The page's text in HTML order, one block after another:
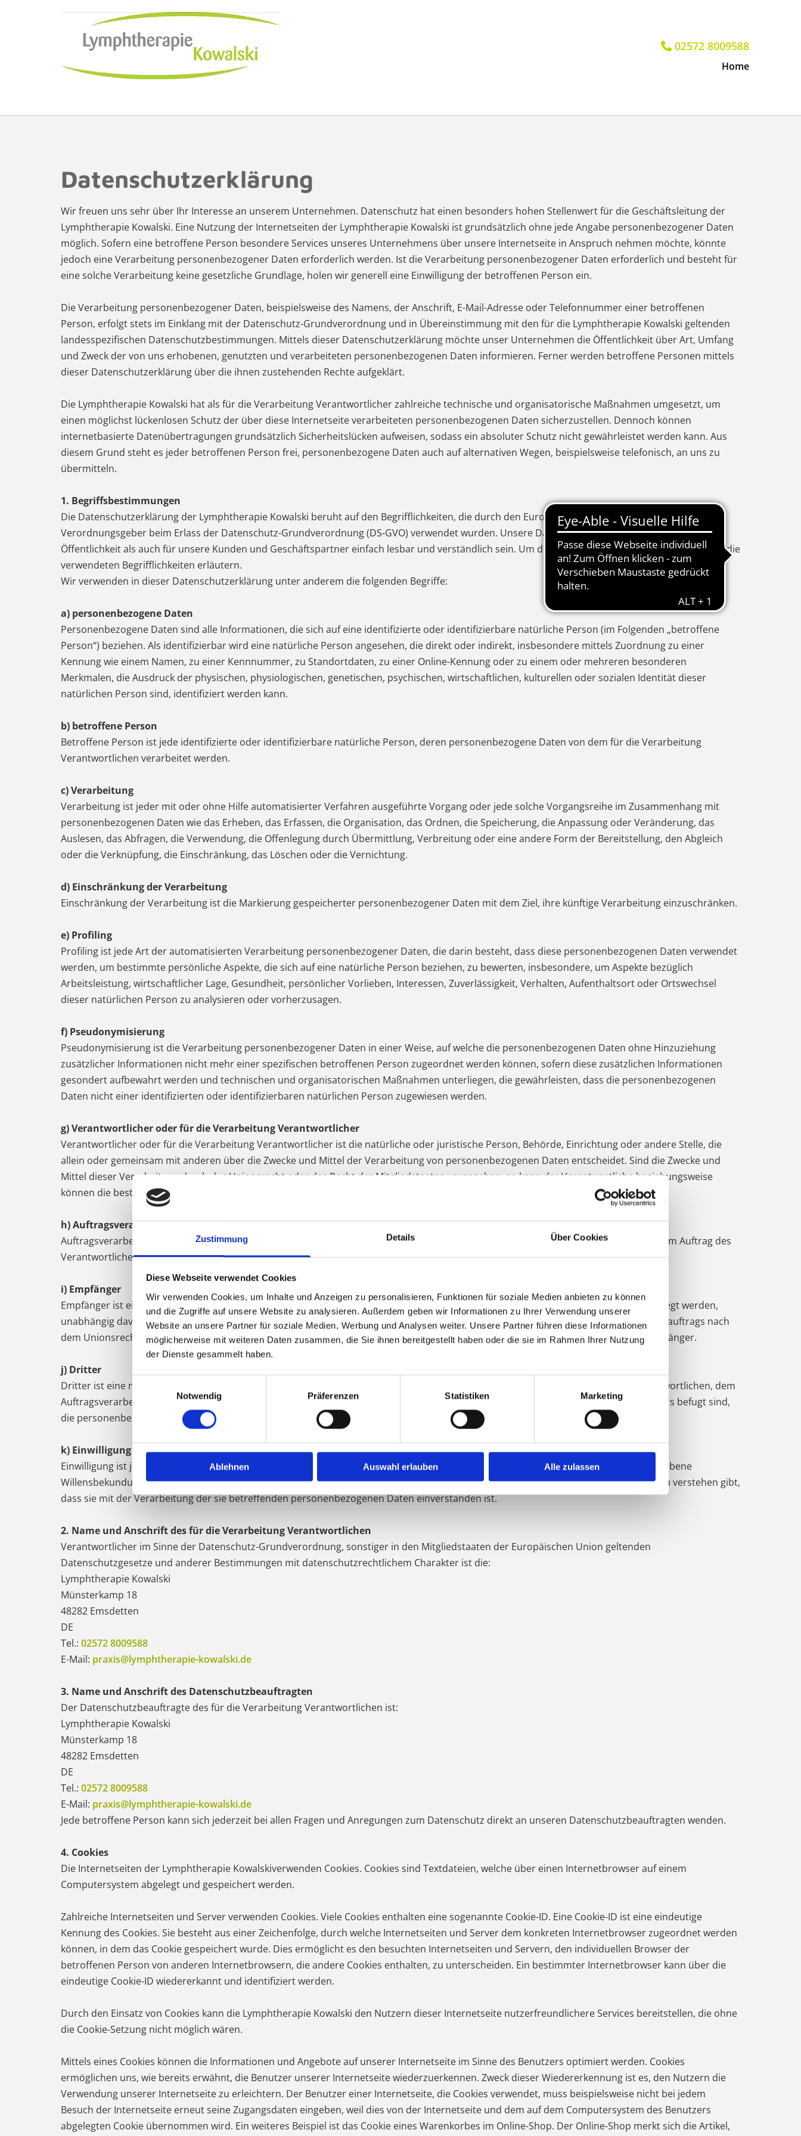
Zustimmung Details Über Cookies
Diese Webseite verwendet Cookies
Wir verwenden Cookies, um Inhalte und Anzeigen zu personalisieren, Funktionen für soziale Medien anbieten zu können
und die Zugriffe auf unsere Website zu analysieren. Außerdem geben wir Informationen zu Ihrer Verwendung unserer
Website an unsere Partner für soziale Medien, Werbung und Analysen weiter. Unsere Partner führen diese Informationen
möglicherweise mit weiteren Daten zusammen, die Sie ihnen bereitgestellt haben oder die sie im Rahmen Ihrer Nutzung
der Dienste gesammelt haben.
Einwilligungsauswahl
Notwendig
Präferenzen Statistiken Marketing
Ablehnen Auswahl erlauben Alle zulassen
 02572 8009588
Home
Datenschutzerklärung
Wir freuen uns sehr über Ihr Interesse an unserem Unternehmen. Datenschutz hat einen besonders hohen Stellenwert für die Geschäftsleitung der
Lymphtherapie Kowalski. Eine Nutzung der Internetseiten der Lymphtherapie Kowalski ist grundsätzlich ohne jede Angabe personenbezogener Daten
möglich. Sofern eine betroffene Person besondere Services unseres Unternehmens über unsere Internetseite in Anspruch nehmen möchte, könnte
jedoch eine Verarbeitung personenbezogener Daten erforderlich werden. Ist die Verarbeitung personenbezogener Daten erforderlich und besteht für
eine solche Verarbeitung keine gesetzliche Grundlage, holen wir generell eine Einwilligung der betroffenen Person ein.
Die Verarbeitung personenbezogener Daten, beispielsweise des Namens, der Anschrift, E-Mail-Adresse oder Telefonnummer einer betroffenen
Person, erfolgt stets im Einklang mit der Datenschutz-Grundverordnung und in Übereinstimmung mit den für die Lymphtherapie Kowalski geltenden
landesspezifischen Datenschutzbestimmungen. Mittels dieser Datenschutzerklärung möchte unser Unternehmen die Öffentlichkeit über Art, Umfang
und Zweck der von uns erhobenen, genutzten und verarbeiteten personenbezogenen Daten informieren. Ferner werden betroffene Personen mittels
dieser Datenschutzerklärung über die ihnen zustehenden Rechte aufgeklärt.
Die Lymphtherapie Kowalski hat als für die Verarbeitung Verantwortlicher zahlreiche technische und organisatorische Maßnahmen umgesetzt, um
einen möglichst lückenlosen Schutz der über diese Internetseite verarbeiteten personenbezogenen Daten sicherzustellen. Dennoch können
internetbasierte Datenübertragungen grundsätzlich Sicherheitslücken aufweisen, sodass ein absoluter Schutz nicht gewährleistet werden kann. Aus
diesem Grund steht es jeder betroffenen Person frei, personenbezogene Daten auch auf alternativen Wegen, beispielsweise telefonisch, an uns zu
übermitteln.
1. Begriffsbestimmungen
Die Datenschutzerklärung der Lymphtherapie Kowalski beruht auf den Begrifflichkeiten, die durch den Europäischen Richtlinien- und
Verordnungsgeber beim Erlass der Datenschutz-Grundverordnung (DS-GVO) verwendet wurden. Unsere Datenschutzerklärung soll sowohl für die
Öffentlichkeit als auch für unsere Kunden und Geschäftspartner einfach lesbar und verständlich sein. Um dies zu gewährleisten, möchten wir vorab die
verwendeten Begrifflichkeiten erläutern.
Wir verwenden in dieser Datenschutzerklärung unter anderem die folgenden Begriffe:
a) personenbezogene Daten
Personenbezogene Daten sind alle Informationen, die sich auf eine identifizierte oder identifizierbare natürliche Person (im Folgenden „betroffene
Person“) beziehen. Als identifizierbar wird eine natürliche Person angesehen, die direkt oder indirekt, insbesondere mittels Zuordnung zu einer
Kennung wie einem Namen, zu einer Kennnummer, zu Standortdaten, zu einer Online-Kennung oder zu einem oder mehreren besonderen
Merkmalen, die Ausdruck der physischen, physiologischen, genetischen, psychischen, wirtschaftlichen, kulturellen oder sozialen Identität dieser
natürlichen Person sind, identifiziert werden kann.
b) betroffene Person
Betroffene Person ist jede identifizierte oder identifizierbare natürliche Person, deren personenbezogene Daten von dem für die Verarbeitung
Verantwortlichen verarbeitet werden.
c) Verarbeitung
Verarbeitung ist jeder mit oder ohne Hilfe automatisierter Verfahren ausgeführte Vorgang oder jede solche Vorgangsreihe im Zusammenhang mit
personenbezogenen Daten wie das Erheben, das Erfassen, die Organisation, das Ordnen, die Speicherung, die Anpassung oder Veränderung, das
Auslesen, das Abfragen, die Verwendung, die Offenlegung durch Übermittlung, Verbreitung oder eine andere Form der Bereitstellung, den Abgleich
oder die Verknüpfung, die Einschränkung, das Löschen oder die Vernichtung.
d) Einschränkung der Verarbeitung
Einschränkung der Verarbeitung ist die Markierung gespeicherter personenbezogener Daten mit dem Ziel, ihre künftige Verarbeitung einzuschränken.
e) Profiling
Profiling ist jede Art der automatisierten Verarbeitung personenbezogener Daten, die darin besteht, dass diese personenbezogenen Daten verwendet
werden, um bestimmte persönliche Aspekte, die sich auf eine natürliche Person beziehen, zu bewerten, insbesondere, um Aspekte bezüglich
Arbeitsleistung, wirtschaftlicher Lage, Gesundheit, persönlicher Vorlieben, Interessen, Zuverlässigkeit, Verhalten, Aufenthaltsort oder Ortswechsel
dieser natürlichen Person zu analysieren oder vorherzusagen.
f) Pseudonymisierung
Pseudonymisierung ist die Verarbeitung personenbezogener Daten in einer Weise, auf welche die personenbezogenen Daten ohne Hinzuziehung
zusätzlicher Informationen nicht mehr einer spezifischen betroffenen Person zugeordnet werden können, sofern diese zusätzlichen Informationen
gesondert aufbewahrt werden und technischen und organisatorischen Maßnahmen unterliegen, die gewährleisten, dass die personenbezogenen
Daten nicht einer identifizierten oder identifizierbaren natürlichen Person zugewiesen werden.
g) Verantwortlicher oder für die Verarbeitung Verantwortlicher
Verantwortlicher oder für die Verarbeitung Verantwortlicher ist die natürliche oder juristische Person, Behörde, Einrichtung oder andere Stelle, die
allein oder gemeinsam mit anderen über die Zwecke und Mittel der Verarbeitung von personenbezogenen Daten entscheidet. Sind die Zwecke und
Mittel dieser Verarbeitung durch das Unionsrecht oder das Recht der Mitgliedstaaten vorgegeben, so kann der Verantwortliche beziehungsweise
können die bestimmten Kriterien seiner Benennung nach dem Unionsrecht oder dem Recht der Mitgliedstaaten vorgesehen werden.
h) Auftragsverarbeiter
Auftragsverarbeiter ist eine natürliche oder juristische Person, Behörde, Einrichtung oder andere Stelle, die personenbezogene Daten im Auftrag des
Verantwortlichen verarbeitet.
i) Empfänger
Empfänger ist eine natürliche oder juristische Person, Behörde, Einrichtung oder andere Stelle, der personenbezogene Daten offengelegt werden,
unabhängig davon, ob es sich bei ihr um einen Dritten handelt oder nicht. Behörden, die im Rahmen eines bestimmten Untersuchungsauftrags nach
dem Unionsrecht oder dem Recht der Mitgliedstaaten möglicherweise personenbezogene Daten erhalten, gelten jedoch nicht als Empfänger.
j) Dritter
Dritter ist eine natürliche oder juristische Person, Behörde, Einrichtung oder andere Stelle außer der betroffenen Person, dem Verantwortlichen, dem
Auftragsverarbeiter und den Personen, die unter der unmittelbaren Verantwortung des Verantwortlichen oder des Auftragsverarbeiters befugt sind,
die personenbezogenen Daten zu verarbeiten.
k) Einwilligung
Einwilligung ist jede von der betroffenen Person freiwillig für den bestimmten Fall in informierter Weise und unmissverständlich abgegebene
Willensbekundung in Form einer Erklärung oder einer sonstigen eindeutigen bestätigenden Handlung, mit der die betroffene Person zu verstehen gibt,
dass sie mit der Verarbeitung der sie betreffenden personenbezogenen Daten einverstanden ist.
2. Name und Anschrift des für die Verarbeitung Verantwortlichen
Verantwortlicher im Sinne der Datenschutz-Grundverordnung, sonstiger in den Mitgliedstaaten der Europäischen Union geltenden
Datenschutzgesetze und anderer Bestimmungen mit datenschutzrechtlichem Charakter ist die:
Lymphtherapie Kowalski
Münsterkamp 18
48282 Emsdetten
DE
Tel.: 02572 8009588
E-Mail: praxis@lymphtherapie-kowalski.de
3. Name und Anschrift des Datenschutzbeauftragten
Der Datenschutzbeauftragte des für die Verarbeitung Verantwortlichen ist:
Lymphtherapie Kowalski
Münsterkamp 18
48282 Emsdetten
DE
Tel.: 02572 8009588
E-Mail: praxis@lymphtherapie-kowalski.de
Jede betroffene Person kann sich jederzeit bei allen Fragen und Anregungen zum Datenschutz direkt an unseren Datenschutzbeauftragten wenden.
4. Cookies
Die Internetseiten der Lymphtherapie Kowalskiverwenden Cookies. Cookies sind Textdateien, welche über einen Internetbrowser auf einem
Computersystem abgelegt und gespeichert werden.
Zahlreiche Internetseiten und Server verwenden Cookies. Viele Cookies enthalten eine sogenannte Cookie-ID. Eine Cookie-ID ist eine eindeutige
Kennung des Cookies. Sie besteht aus einer Zeichenfolge, durch welche Internetseiten und Server dem konkreten Internetbrowser zugeordnet werden
können, in dem das Cookie gespeichert wurde. Dies ermöglicht es den besuchten Internetseiten und Servern, den individuellen Browser der
betroffenen Person von anderen Internetbrowsern, die andere Cookies enthalten, zu unterscheiden. Ein bestimmter Internetbrowser kann über die
eindeutige Cookie-ID wiedererkannt und identifiziert werden.
Durch den Einsatz von Cookies kann die Lymphtherapie Kowalski den Nutzern dieser Internetseite nutzerfreundlichere Services bereitstellen, die ohne
die Cookie-Setzung nicht möglich wären.
Mittels eines Cookies können die Informationen und Angebote auf unserer Internetseite im Sinne des Benutzers optimiert werden. Cookies
ermöglichen uns, wie bereits erwähnt, die Benutzer unserer Internetseite wiederzuerkennen. Zweck dieser Wiedererkennung ist es, den Nutzern die
Verwendung unserer Internetseite zu erleichtern. Der Benutzer einer Internetseite, die Cookies verwendet, muss beispielsweise nicht bei jedem
Besuch der Internetseite erneut seine Zugangsdaten eingeben, weil dies von der Internetseite und dem auf dem Computersystem des Benutzers
abgelegten Cookie übernommen wird. Ein weiteres Beispiel ist das Cookie eines Warenkorbes im Online-Shop. Der Online-Shop merkt sich die Artikel,